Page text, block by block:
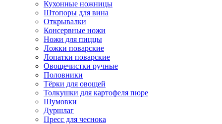
Кухонные ножницы
Штопоры для вина
Открывалки
Консервные ножи
Ножи для пиццы
Ложки поварские
Лопатки поварские
Овощечистки ручные
Половники
Тёрки для овощей
Толкушки для картофеля пюре
Шумовки
Дуршлаг
Пресс для чеснока